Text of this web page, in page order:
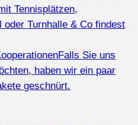
Tennisplätzen,
oder Turnhalle & Co findest
Falls Sie uns
haben wir ein paar
geschnürt.